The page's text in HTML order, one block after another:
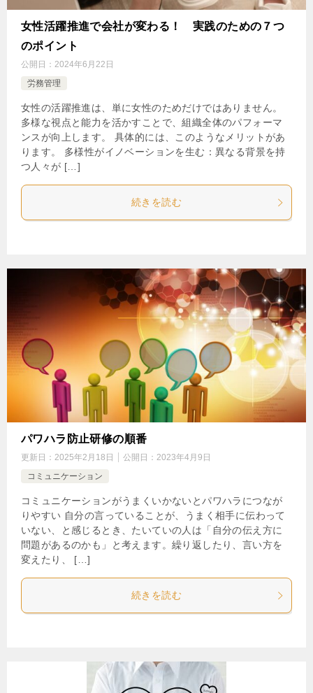
女性活躍推進で会社が変わる！ 実践のための７つ
のポイント
公開日： 2024年6月22日
労務管理
女性の活躍推進は、単に女性のためだけではありません。
多様な視点と能力を活かすことで、組織全体のパフォーマ
ンスが向上します。 具体的には、このようなメリットがあ
ります。 多様性がイノベーションを生む：異なる背景を持
つ人々が […]
続きを読む
パワハラ防止研修の順番
更新日： 2025年2月18日 公開日： 2023年4月9日
コミュニケーション
コミュニケーションがうまくいかないとパワハラにつなが
りやすい 自分の言っていることが、うまく相手に伝わって
いない、と感じるとき、たいていの人は「自分の伝え方に
問題があるのかも」と考えます。繰り返したり、言い方を
変えたり、 […]
続きを読む